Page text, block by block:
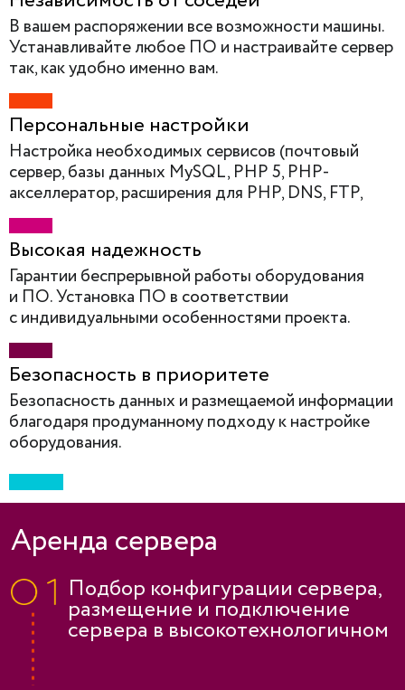
В вашем распоряжении все возможности машины.
Устанавливайте любое ПО и настраивайте сервер
так, как удобно именно вам.
Персональные настройки
Настройка необходимых сервисов (почтовый
сервер, базы данных MySQL, PHP 5, PHP-
акселлератор, расширения для PHP, DNS, FTP,
SSH, система резервного копирования и пр.)
Высокая надежность
Гарантии беспрерывной работы оборудования
и ПО. Установка ПО в соответствии
с индивидуальными особенностями проекта.
Безопасность в приоритете
Безопасность данных и размещаемой информации
благодаря продуманному подходу к настройке
оборудования.
Аренда сервера
Подбор конфигурации сервера,
размещение и подключение
сервера в высокотехнологичном
ЦОД